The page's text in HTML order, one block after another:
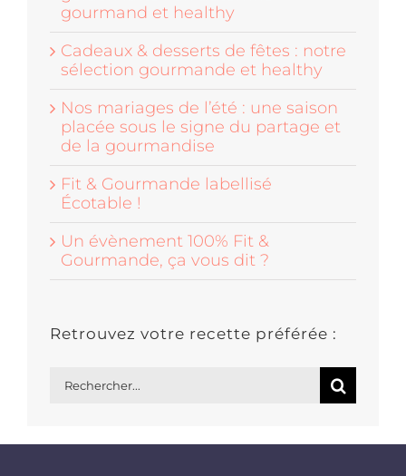
gourmand et healthy
Cadeaux & desserts de fêtes : notre
sélection gourmande et healthy
Nos mariages de l’été : une saison
placée sous le signe du partage et
de la gourmandise
Fit & Gourmande labellisé
Écotable !
Un évènement 100% Fit &
Gourmande, ça vous dit ?
Retrouvez votre recette préférée :